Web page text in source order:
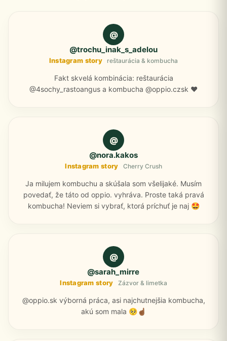
@
@trochu_inak_s_adelou
Instagram story reštaurácia & kombucha
Fakt skvelá kombinácia: reštaurácia
@4sochy_rastoangus a kombucha @oppio.czsk ❤️
@
@nora.kakos
Instagram story Cherry Crush
Ja milujem kombuchu a skúšala som všelijaké. Musím
povedať, že táto od oppio. vyhráva. Proste taká pravá
kombucha! Neviem si vybrať, ktorá príchuť je naj 🤩
@
@sarah_mirre
Instagram story Zázvor & limetka
@oppio.sk výborná práca, asi najchutnejšia kombucha,
akú som mala 🥺☝🏾